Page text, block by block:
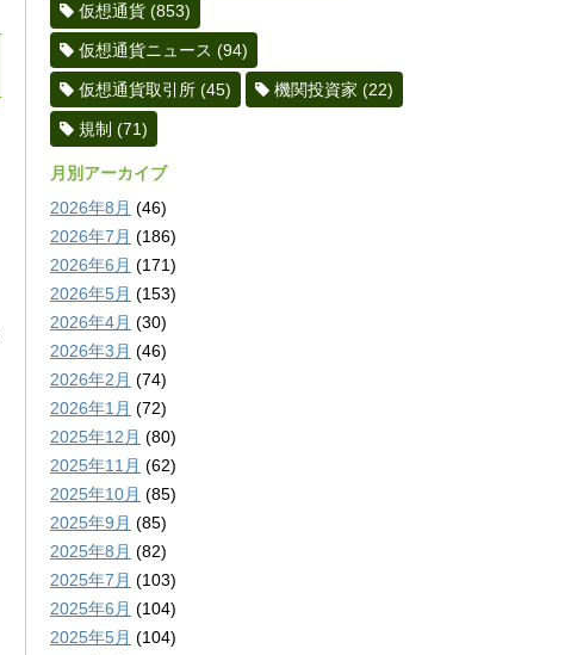
仮想通貨 (853)
仮想通貨ニュース (94)
仮想通貨取引所 (45) 機関投資家 (22)
規制 (71)
月別アーカイブ
2026年8月 (46)
2026年7月 (186)
2026年6月 (171)
2026年5月 (153)
2026年4月 (30)
2026年3月 (46)
2026年2月 (74)
2026年1月 (72)
2025年12月 (80)
2025年11月 (62)
2025年10月 (85)
2025年9月 (85)
2025年8月 (82)
2025年7月 (103)
2025年6月 (104)
2025年5月 (104)